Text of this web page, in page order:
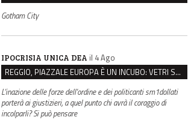
Gotham City
IPOCRISIA UNICA DEA il 4 Ago
REGGIO, PIAZZALE EUROPA È UN INCUBO: VETRI SPACCATI E FURTI SULLE AUTO IN SOSTA
L'inazione delle forze dell'ordine e dei politicanti sm1dollati
porterà ai giustizieri, a quel punto chi avrà il coraggio di
incolparli? Si può pensare